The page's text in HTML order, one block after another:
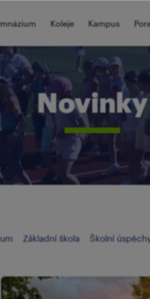
Koleje Kampus
Novinky
Základní škola Školní